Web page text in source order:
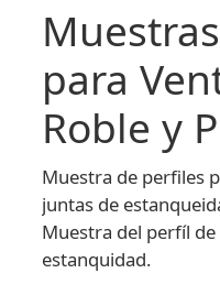
para
Roble y
Muestra de perfiles
juntas de
Muestra del perfíl
estanquidad.